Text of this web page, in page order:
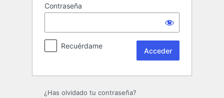
Contraseña
Recuérdame
¿Has olvidado tu contraseña?